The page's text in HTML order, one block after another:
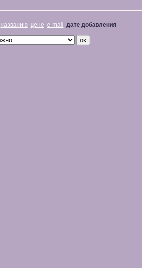
названию цене e-mail дате добавления